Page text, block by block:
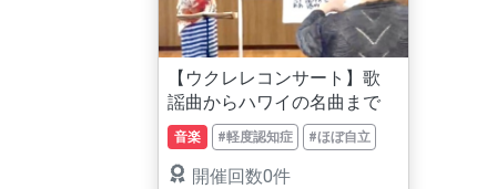
【ウクレレコンサート】歌
謡曲からハワイの名曲まで
音楽 #軽度認知症 #ほぼ自立
開催回数0件